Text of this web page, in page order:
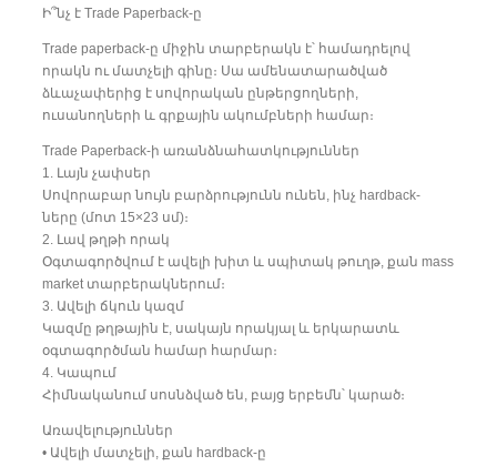
Ի՞նչ է Trade Paperback-ը
Trade paperback-ը միջին տարբերակն է՝ համադրելով
որակն ու մատչելի գինը։ Սա ամենատարածված
ձևաչափերից է սովորական ընթերցողների,
ուսանողների և գրքային ակումբների համար։
Trade Paperback-ի առանձնահատկություններ
1. Լայն չափսեր
Սովորաբար նույն բարձրությունն ունեն, ինչ hardback-
ները (մոտ 15×23 սմ)։
2. Լավ թղթի որակ
Օգտագործվում է ավելի խիտ և սպիտակ թուղթ, քան mass
market տարբերակներում։
3. Ավելի ճկուն կազմ
Կազմը թղթային է, սակայն որակյալ և երկարատև
օգտագործման համար հարմար։
4. Կապում
Հիմնականում սոսնձված են, բայց երբեմն՝ կարած։
Առավելություններ
• Ավելի մատչելի, քան hardback-ը